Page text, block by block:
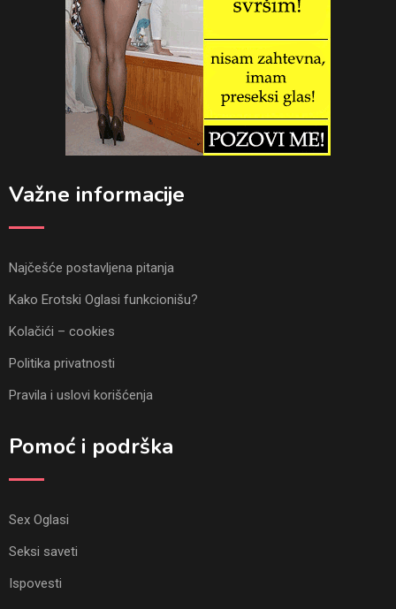
Važne informacije
Najčešće postavljena pitanja
Kako Erotski Oglasi funkcionišu?
Kolačići – cookies
Politika privatnosti
Pravila i uslovi korišćenja
Pomoć i podrška
Sex Oglasi
Seksi saveti
Ispovesti